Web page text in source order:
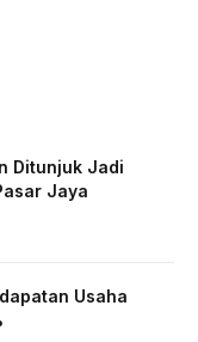
Ditunjuk Jadi
Jaya
Usaha